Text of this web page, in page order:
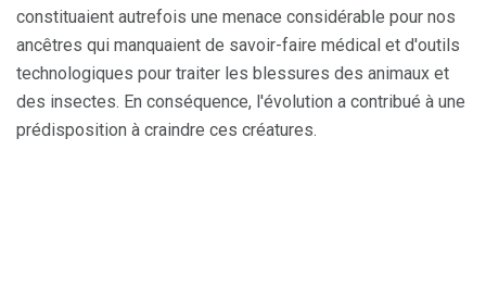
constituaient autrefois une menace considérable pour nos
ancêtres qui manquaient de savoir-faire médical et d'outils
technologiques pour traiter les blessures des animaux et
des insectes. En conséquence, l'évolution a contribué à une
prédisposition à craindre ces créatures.